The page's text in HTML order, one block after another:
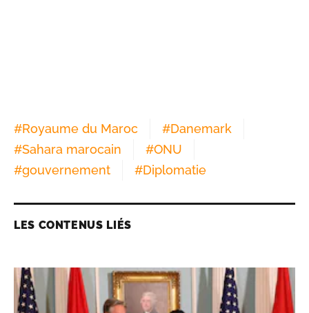
#Royaume du Maroc #Danemark
#Sahara marocain #ONU
#gouvernement #Diplomatie
LES CONTENUS LIÉS